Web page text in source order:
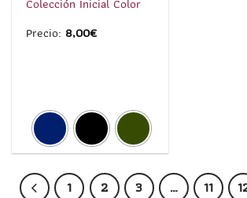
Precio: 8,00€
1 2 3 … 11